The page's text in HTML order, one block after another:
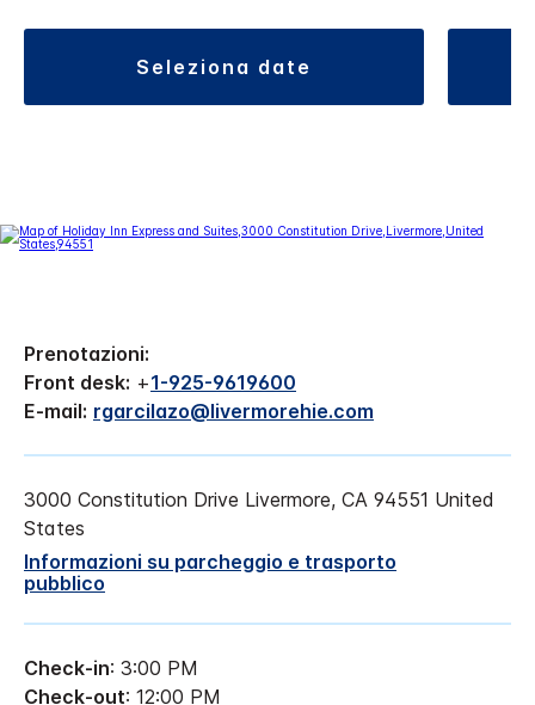
seleziona date
Prenotazioni:
Front desk: +1-925-9619600
E-mail: rgarcilazo@livermorehie.com
3000 Constitution Drive Livermore, CA 94551 United
States
Informazioni su parcheggio e trasporto
pubblico
Check-in: 3:00 PM
Check-out: 12:00 PM